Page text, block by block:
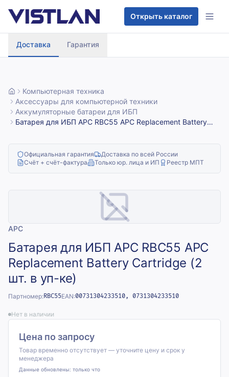
Открыть каталог
Доставка Гарантия
Компьютерная техника
Аксессуары для компьютерной техники
Аккумуляторные батареи для ИБП
Батарея для ИБП APC RBC55 APC Replacement Battery
Официальная гарантия
Доставка по всей России
Счёт + счёт-фактура
Только юр. лица и ИП Реестр МПТ
APC
Батарея для ИБП APC RBC55 APC
Replacement Battery Cartridge (2
шт. в уп-ке)
Партномер:RBC55EAN:00731304233510, 0731304233510
Нет в наличии
Цена по запросу
Товар временно отсутствует — уточните цену и срок у
менеджера
Данные обновлены: только что